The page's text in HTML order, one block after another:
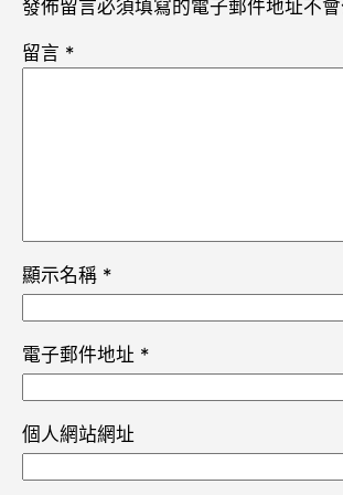
發佈留言必須填寫的電子郵件地址不會
留言 *
顯示名稱 *
電子郵件地址 *
個人網站網址